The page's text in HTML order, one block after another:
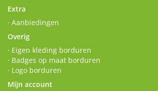
Extra
· Aanbiedingen
Overig
· Eigen kleding borduren
· Badges op maat borduren
· Logo borduren
Mijn account